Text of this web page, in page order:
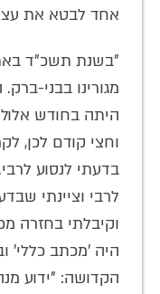
אחד לבטא את
"בשנת תשכ"ד
מגורינו בבני-
היתה בחודש
וחצי קודם לכן,
בדעתי לנסוע
לרבי וציינתי
וקיבלתי בחזרה
היה 'מכתב כללי'
הקדושה: "ידוע